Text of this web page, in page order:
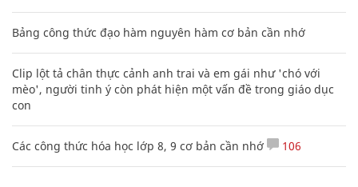
Bảng công thức đạo hàm nguyên hàm cơ bản cần nhớ
Clip lột tả chân thực cảnh anh trai và em gái như 'chó với
mèo', người tinh ý còn phát hiện một vấn đề trong giáo dục
con
Các công thức hóa học lớp 8, 9 cơ bản cần nhớ 106